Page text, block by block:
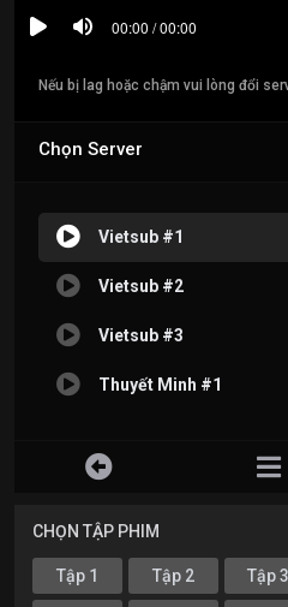
Nếu bị lag hoặc chậm vui lòng đổi
Chọn Server
Vietsub #1
Vietsub #2
Vietsub #3
Thuyết Minh #1
CHỌN TẬP PHIM
Tập 1 Tập 2 Tập 3